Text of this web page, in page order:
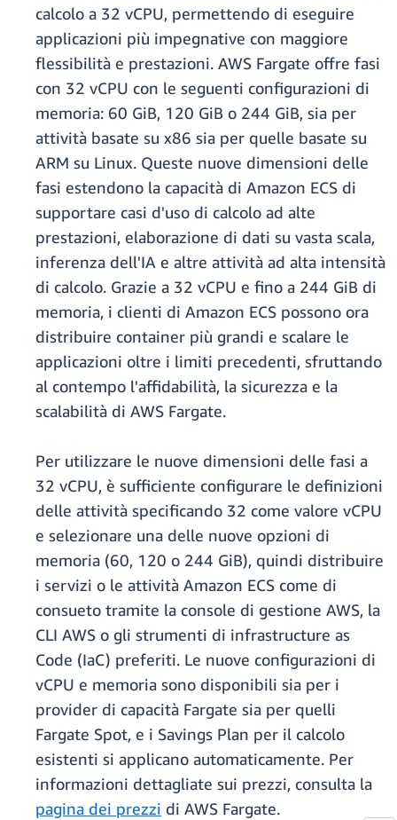
calcolo a 32 vCPU, permettendo di eseguire
applicazioni più impegnative con maggiore
flessibilità e prestazioni. AWS Fargate offre fasi
con 32 vCPU con le seguenti configurazioni di
memoria: 60 GiB, 120 GiB o 244 GiB, sia per
attività basate su x86 sia per quelle basate su
ARM su Linux. Queste nuove dimensioni delle
fasi estendono la capacità di Amazon ECS di
supportare casi d'uso di calcolo ad alte
prestazioni, elaborazione di dati su vasta scala,
inferenza dell'IA e altre attività ad alta intensità
di calcolo. Grazie a 32 vCPU e fino a 244 GiB di
memoria, i clienti di Amazon ECS possono ora
distribuire container più grandi e scalare le
applicazioni oltre i limiti precedenti, sfruttando
al contempo l'affidabilità, la sicurezza e la
scalabilità di AWS Fargate.
Per utilizzare le nuove dimensioni delle fasi a
32 vCPU, è sufficiente configurare le definizioni
delle attività specificando 32 come valore vCPU
e selezionare una delle nuove opzioni di
memoria (60, 120 o 244 GiB), quindi distribuire
i servizi o le attività Amazon ECS come di
consueto tramite la console di gestione AWS, la
CLI AWS o gli strumenti di infrastructure as
Code (IaC) preferiti. Le nuove configurazioni di
vCPU e memoria sono disponibili sia per i
provider di capacità Fargate sia per quelli
Fargate Spot, e i Savings Plan per il calcolo
esistenti si applicano automaticamente. Per
informazioni dettagliate sui prezzi, consulta la
pagina dei prezzi di AWS Fargate.